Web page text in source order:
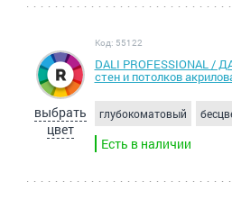
выбрать
цвет
Код: 55122
DALI PROFESSIONAL
стен и потолков
глубокоматовый
Есть в наличии